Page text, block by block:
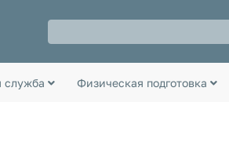
служба Физическая подготовка